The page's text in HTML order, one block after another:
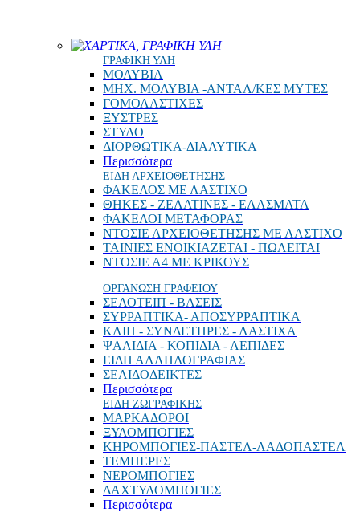
ΧΑΡΤΙΚΑ, ΓΡΑΦΙΚΗ ΥΛΗ
ΓΡΑΦΙΚΗ ΥΛΗ
ΜΟΛΥΒΙΑ
ΜΗΧ. ΜΟΛΥΒΙΑ -ΑΝΤΑΛ/ΚΕΣ ΜΥΤΕΣ
ΓΟΜΟΛΑΣΤΙΧΕΣ
ΞΥΣΤΡΕΣ
ΣΤΥΛΟ
ΔΙΟΡΘΩΤΙΚΑ-ΔΙΑΛΥΤΙΚΑ
Περισσότερα
ΕΙΔΗ ΑΡΧΕΙΟΘΕΤΗΣΗΣ
ΦΑΚΕΛΟΣ ΜΕ ΛΑΣΤΙΧΟ
ΘΗΚΕΣ - ΖΕΛΑΤΙΝΕΣ - ΕΛΑΣΜΑΤΑ
ΦΑΚΕΛΟΙ ΜΕΤΑΦΟΡΑΣ
ΝΤΟΣΙΕ ΑΡΧΕΙΟΘΕΤΗΣΗΣ ΜΕ ΛΑΣΤΙΧΟ
ΤΑΙΝΙΕΣ ΕΝΟΙΚΙΑΖΕΤΑΙ - ΠΩΛΕΙΤΑΙ
ΝΤΟΣΙΕ Α4 ΜΕ ΚΡΙΚΟΥΣ
ΟΡΓΑΝΩΣΗ ΓΡΑΦΕΙΟΥ
ΣΕΛΟΤΕΙΠ - ΒΑΣΕΙΣ
ΣΥΡΡΑΠΤΙΚΑ- ΑΠΟΣΥΡΡΑΠΤΙΚΑ
ΚΛΙΠ - ΣΥΝΔΕΤΗΡΕΣ - ΛΑΣΤΙΧΑ
ΨΑΛΙΔΙΑ - ΚΟΠΙΔΙΑ - ΛΕΠΙΔΕΣ
ΕΙΔΗ ΑΛΛΗΛΟΓΡΑΦΙΑΣ
ΣΕΛΙΔΟΔΕΙΚΤΕΣ
Περισσότερα
ΕΙΔΗ ΖΩΓΡΑΦΙΚΗΣ
ΜΑΡΚΑΔΟΡΟΙ
ΞΥΛΟΜΠΟΓΙΕΣ
ΚΗΡΟΜΠΟΓΙΕΣ-ΠΑΣΤΕΛ-ΛΑΔΟΠΑΣΤΕΛ
ΤΕΜΠΕΡΕΣ
ΝΕΡΟΜΠΟΓΙΕΣ
ΔΑΧΤΥΛΟΜΠΟΓΙΕΣ
Περισσότερα